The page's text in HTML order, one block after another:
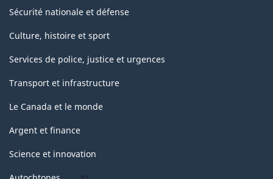
Sécurité nationale et défense
Culture, histoire et sport
Services de police, justice et urgences
Transport et infrastructure
Le Canada et le monde
Argent et finance
Science et innovation